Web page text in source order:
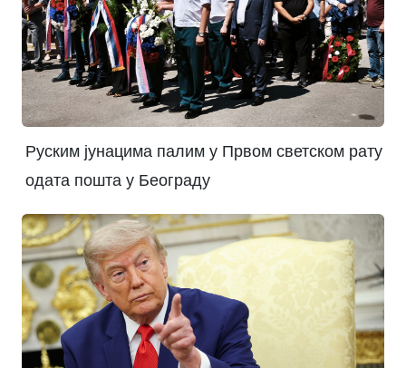
Руским јунацима палим у Првом светском рату
одата пошта у Београду